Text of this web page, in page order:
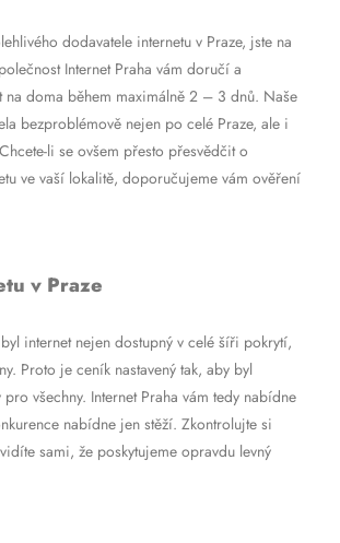
dodavatele internetu v Praze, jste na
Internet Praha vám doručí a
na doma během maximálně 2 – 3 dnů. Naše
bezproblémově nejen po celé Praze, ale i
li se ovšem přesto přesvědčit o
ve vaší lokalitě, doporučujeme vám ověření
v Praze
internet nejen dostupný v celé šíři pokrytí,
Proto je ceník nastavený tak, aby byl
všechny. Internet Praha vám tedy nabídne
nabídne jen stěží. Zkontrolujte si
sami, že poskytujeme opravdu levný